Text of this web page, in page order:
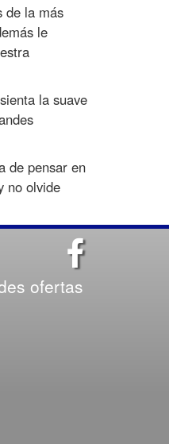
de la más
le
la suave
de pensar en
no olvide
ofertas